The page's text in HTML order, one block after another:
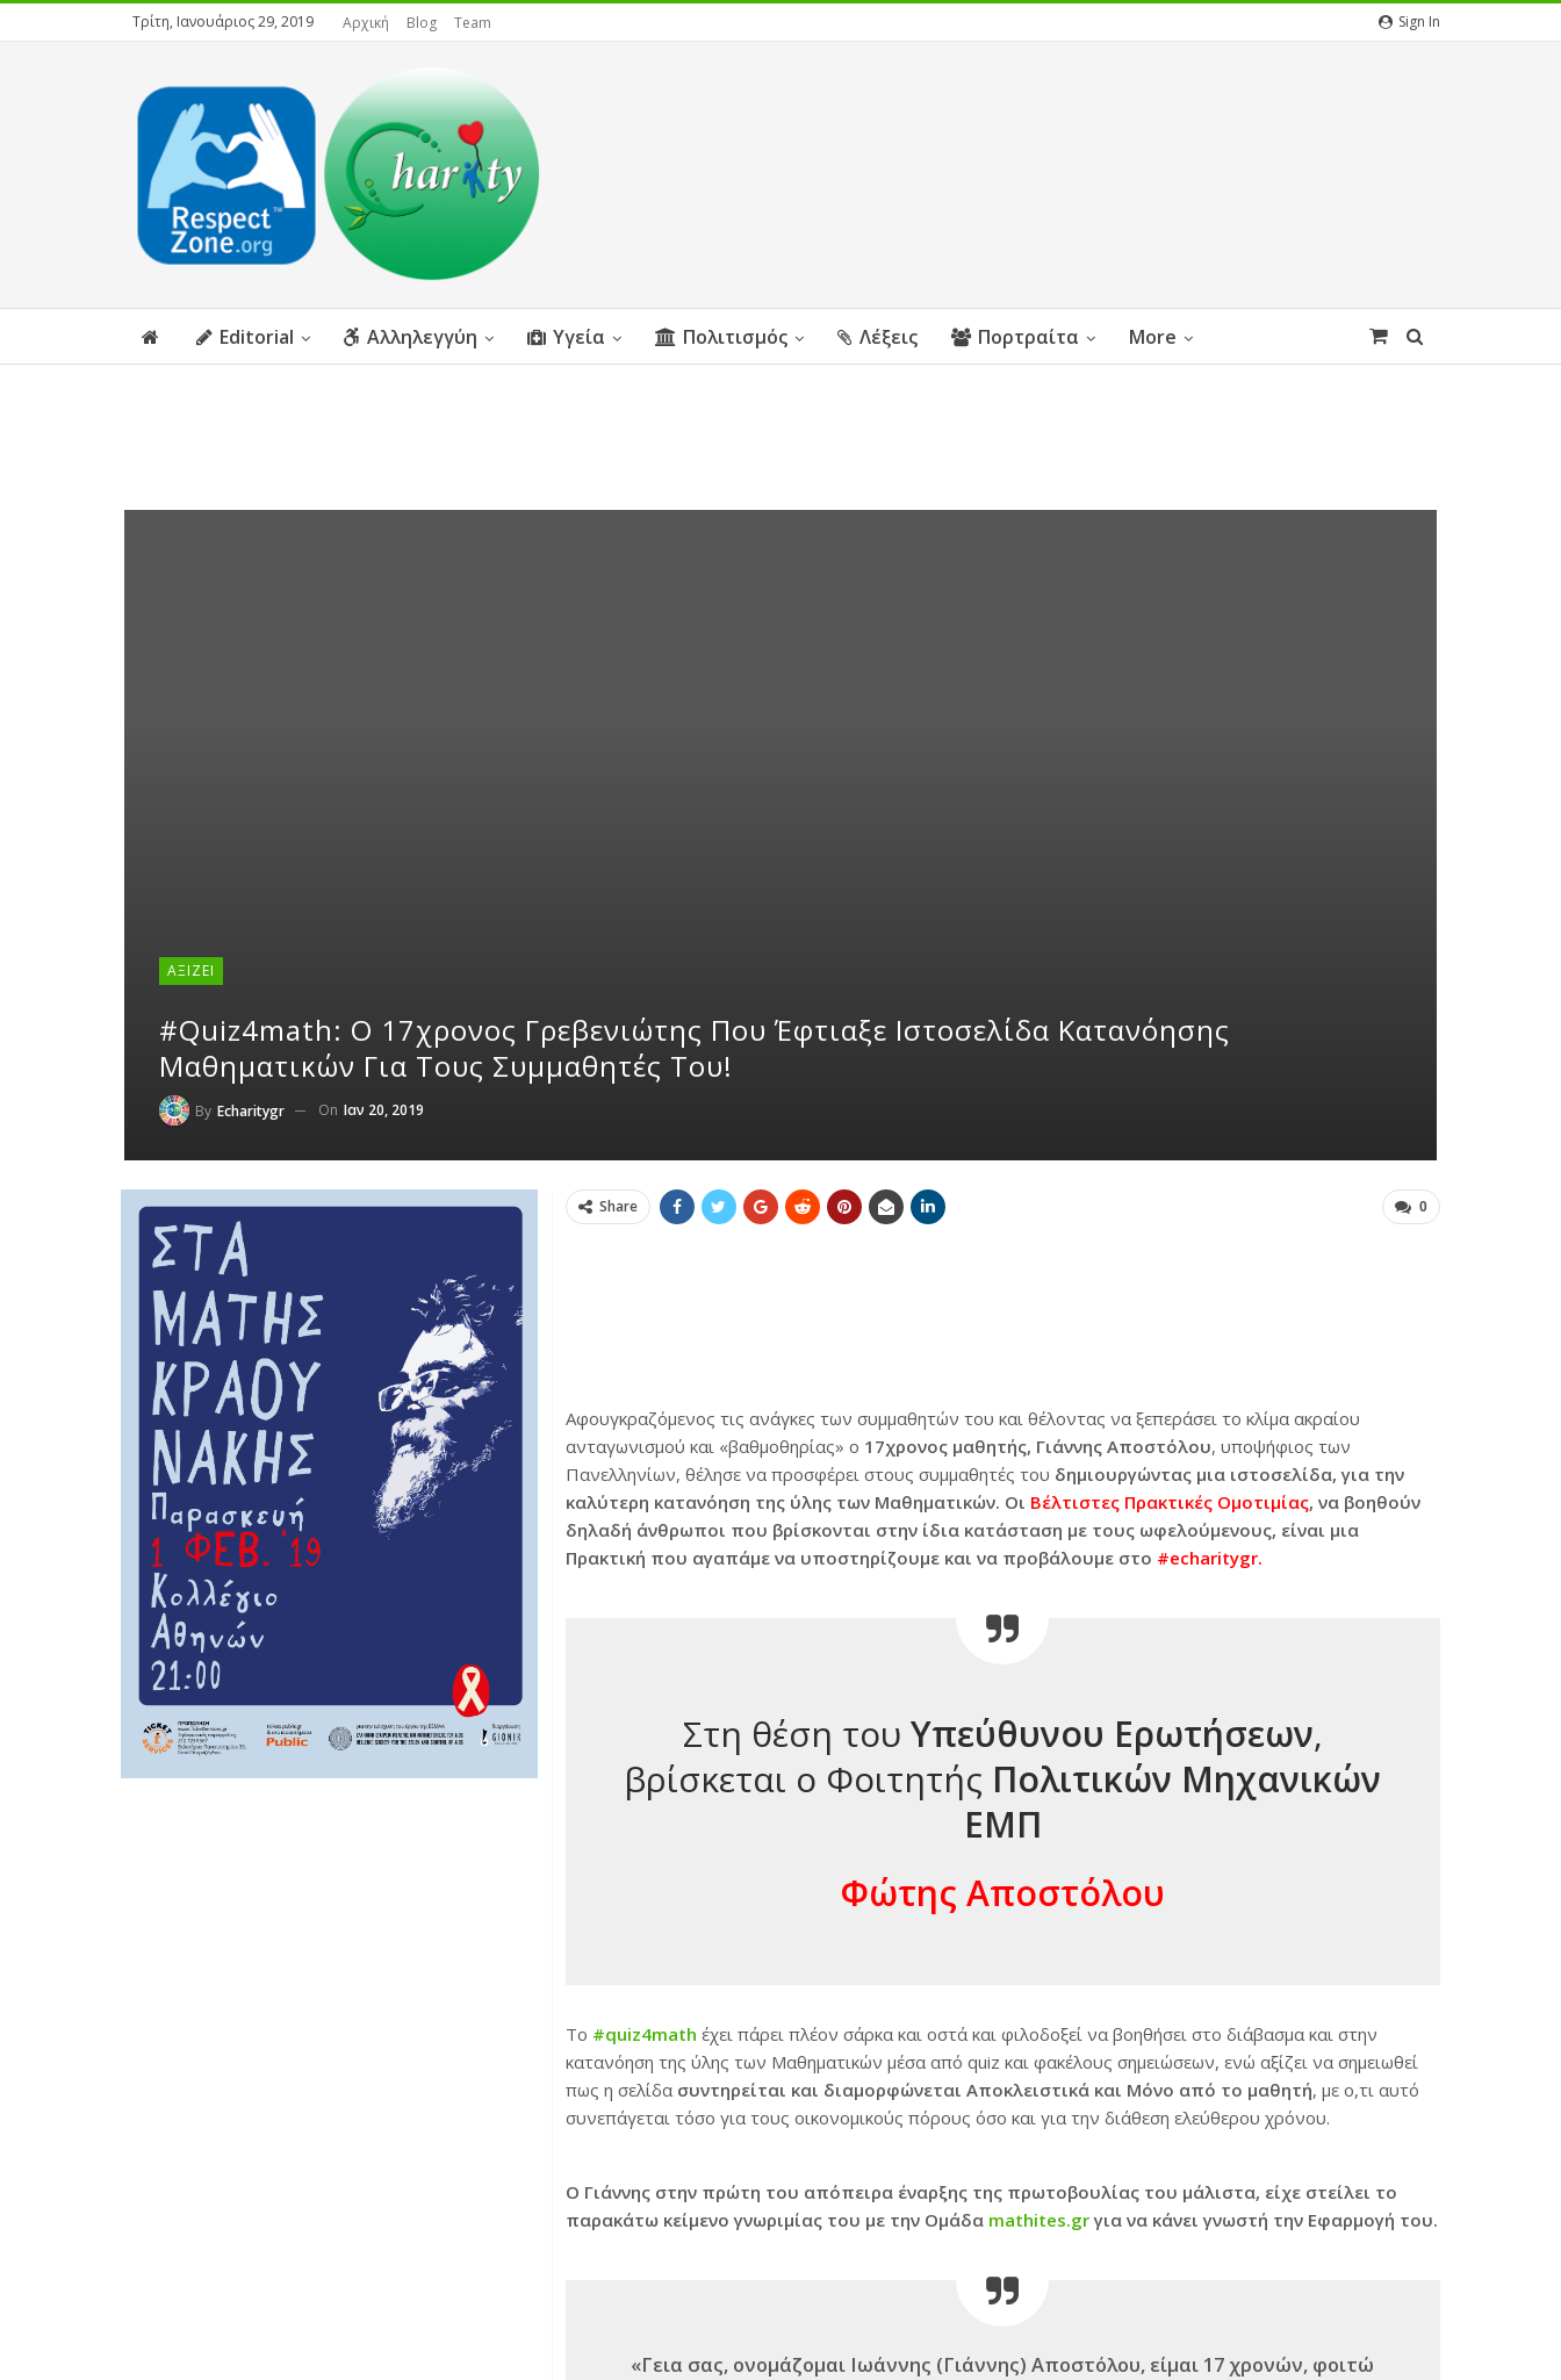
Τρίτη, Ιανουάριος 29, 2019 Αρχική Blog Team Sign In
Editorial Αλληλεγγύη Υγεία Πολιτισμός Λέξεις Πορτραίτα More
ΑΞΊΖΕΙ
#quiz4math: Ο 17χρονος Γρεβενιώτης Που Έφτιαξε Ιστοσελίδα Κατανόησης
Μαθηματικών Για Τους Συμμαθητές Του!
By Echaritygr On Ιαν 20, 2019
Share 0
Αφουγκραζόμενος τις ανάγκες των συμμαθητών του και θέλοντας να ξεπεράσει το κλίμα ακραίου
ανταγωνισμού και «βαθμοθηρίας» ο 17χρονος μαθητής, Γιάννης Αποστόλου, υποψήφιος των
Πανελληνίων, θέλησε να προσφέρει στους συμμαθητές του δημιουργώντας μια ιστοσελίδα, για την
καλύτερη κατανόηση της ύλης των Μαθηματικών. Οι Βέλτιστες Πρακτικές Ομοτιμίας, να βοηθούν
δηλαδή άνθρωποι που βρίσκονται στην ίδια κατάσταση με τους ωφελούμενους, είναι μια
Πρακτική που αγαπάμε να υποστηρίζουμε και να προβάλουμε στο #echaritygr.
Στη θέση του Υπεύθυνου Ερωτήσεων,
βρίσκεται ο Φοιτητής Πολιτικών Μηχανικών
ΕΜΠ
Φώτης Αποστόλου
Το #quiz4math έχει πάρει πλέον σάρκα και οστά και φιλοδοξεί να βοηθήσει στο διάβασμα και στην
κατανόηση της ύλης των Μαθηματικών μέσα από quiz και φακέλους σημειώσεων, ενώ αξίζει να σημειωθεί
πως η σελίδα συντηρείται και διαμορφώνεται Αποκλειστικά και Μόνο από το μαθητή, με ο,τι αυτό
συνεπάγεται τόσο για τους οικονομικούς πόρους όσο και για την διάθεση ελεύθερου χρόνου.
Ο Γιάννης στην πρώτη του απόπειρα έναρξης της πρωτοβουλίας του μάλιστα, είχε στείλει το
παρακάτω κείμενο γνωριμίας του με την Ομάδα mathites.grγια να κάνει γνωστή την Εφαρμογή του.
«Γεια σας, ονομάζομαι Ιωάννης (Γιάννης) Αποστόλου, είμαι 17 χρονών, φοιτώ